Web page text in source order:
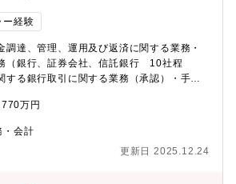
ー経験
調達、管理、運用及び返済に関する業務・
（銀行、証券会社、信託銀行 10社程
する銀行取引に関する業務（承認）・手形
月次・四半期・年次決算、有価証券報告書
応（年1～2回）、総会対応※ご経験に応
ョンも幅広くサーチさせていただきます。
して課のマネジメントをお任せする可能性
万円
・会計
更新日 2025.12.24